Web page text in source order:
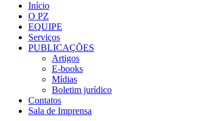
Início
O PZ
EQUIPE
Serviços
PUBLICAÇÕES
Artigos
E-books
Mídias
Boletim jurídico
Contatos
Sala de Imprensa